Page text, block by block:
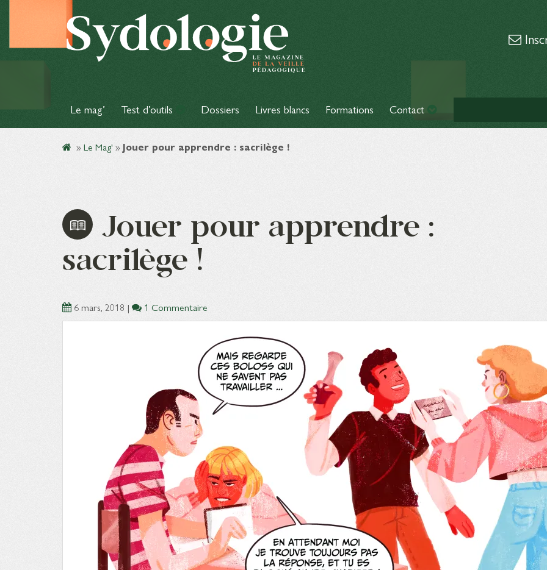
Le mag’ Test d’outils Dossiers Livres blancs Formations Contact
» Le Mag' » Jouer pour apprendre : sacrilège !
Jouer pour apprendre :
sacrilège !
6 mars, 2018 | 1 Commentaire